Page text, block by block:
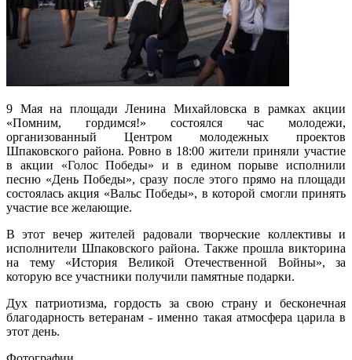
9 Мая на площади Ленина Михайловска в рамках акции
«Помним, гордимся!» состоялся час молодежи,
организованный Центром молодежных проектов
Шпаковского района. Ровно в 18:00 жители приняли участие
в акции «Голос Победы» и в едином порыве исполнили
песню «День Победы», сразу после этого прямо на площади
состоялась акция «Вальс Победы», в которой смогли принять
участие все желающие.
В этот вечер жителей радовали творческие коллективы и
исполнители Шпаковского района. Также прошла викторина
на тему «История Великой Отечественной Войны», за
которую все участники получили памятные подарки.
Дух патриотизма, гордость за свою страну и бесконечная
благодарность ветеранам - именно такая атмосфера царила в
этот день.